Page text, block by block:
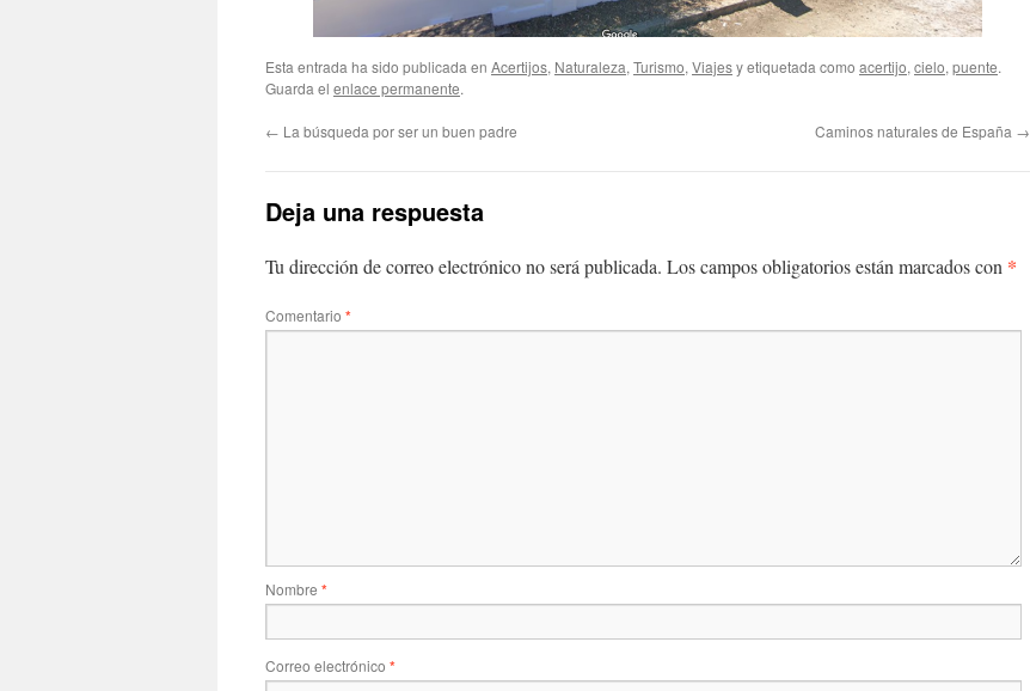
Esta entrada ha sido publicada en Acertijos, Naturaleza, Turismo, Viajesy etiquetada como acertijo, cielo, puente.
Guarda el enlace permanente.
← La búsqueda por ser un buen padre Caminos naturales de España →
Deja una respuesta
Tu dirección de correo electrónico no será publicada. Los campos obligatorios están marcados con *
Comentario *
Nombre *
Correo electrónico *